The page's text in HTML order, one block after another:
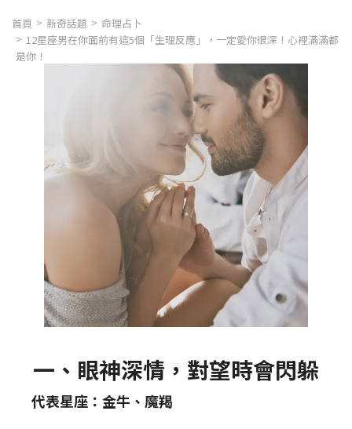
首頁 新奇話題
命理占卜
12星座男在你面前有這5個「生理反應」，一定愛你很深！心裡滿滿都
是你！
一、眼神深情，對望時會閃躲
代表星座：金牛、魔羯